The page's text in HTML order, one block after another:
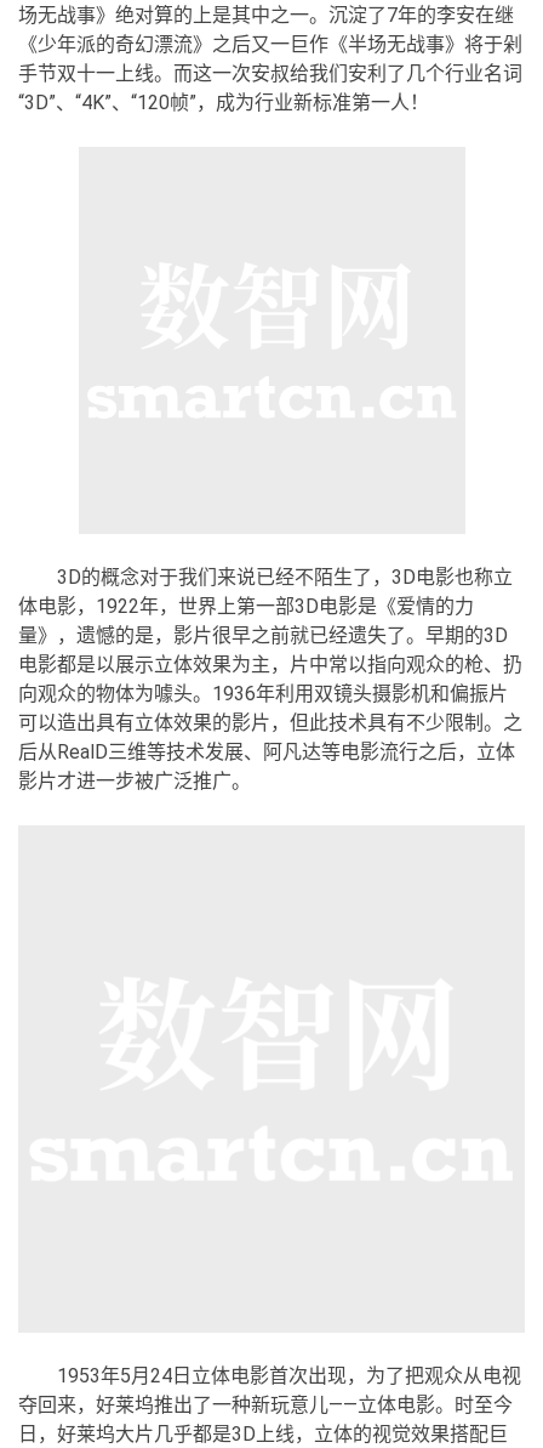
场无战事》绝对算的上是其中之一。沉淀了7年的李安在继
《少年派的奇幻漂流》之后又一巨作《半场无战事》将于剁
手节双十一上线。而这一次安叔给我们安利了几个行业名词
“3D”、“4K”、“120帧”，成为行业新标准第一人！
3D的概念对于我们来说已经不陌生了，3D电影也称立
体电影，1922年，世界上第一部3D电影是《爱情的力
量》，遗憾的是，影片很早之前就已经遗失了。早期的3D
电影都是以展示立体效果为主，片中常以指向观众的枪、扔
向观众的物体为噱头。1936年利用双镜头摄影机和偏振片
可以造出具有立体效果的影片，但此技术具有不少限制。之
后从RealD三维等技术发展、阿凡达等电影流行之后，立体
影片才进一步被广泛推广。
1953年5月24日立体电影首次出现，为了把观众从电视
夺回来，好莱坞推出了一种新玩意儿——立体电影。时至今
日，好莱坞大片几乎都是3D上线，立体的视觉效果搭配巨